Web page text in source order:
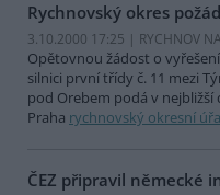
Rychnovský okres
3.10.2000 17:25 | RYCHNOV
Opětovnou žádost o
silnici první třídy č. 11 mezi
pod Orebem podá v nejbližší
Praha rychnovský okresní
ČEZ připravil německé